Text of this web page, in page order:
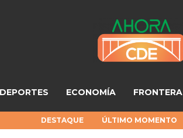
DEPORTES ECONOMÍA FRONTERA
DESTAQUE ÚLTIMO MOMENTO